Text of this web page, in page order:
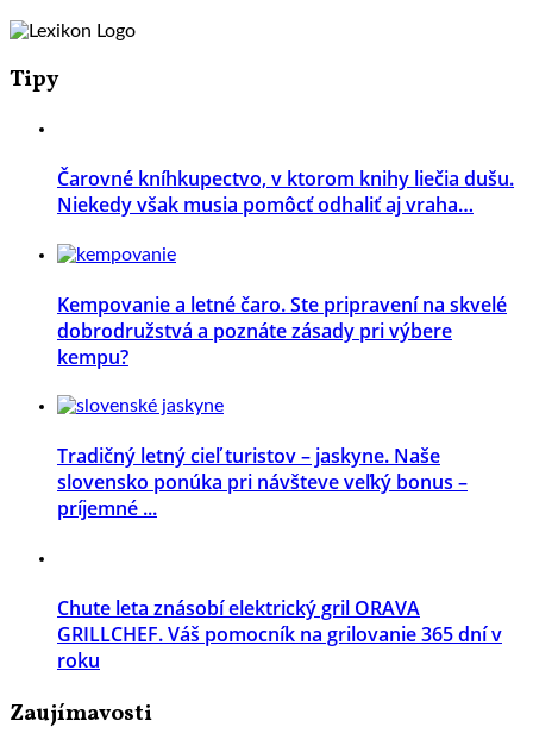
Tipy
Čarovné kníhkupectvo, v ktorom knihy liečia dušu.
Niekedy však musia pomôcť odhaliť aj vraha…
Kempovanie a letné čaro. Ste pripravení na skvelé
dobrodružstvá a poznáte zásady pri výbere
kempu?
Tradičný letný cieľ turistov – jaskyne. Naše
slovensko ponúka pri návšteve veľký bonus –
príjemné ...
Chute leta znásobí elektrický gril ORAVA
GRILLCHEF. Váš pomocník na grilovanie 365 dní v
roku
Zaujímavosti